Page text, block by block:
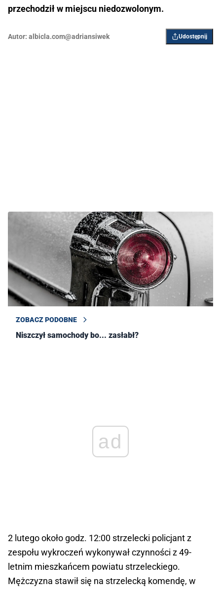
przechodził w miejscu niedozwolonym.
Autor: albicla.com@adriansiwek Udostępnij
ZOBACZ PODOBNE
Niszczył samochody bo... zasłabł?
ad
2 lutego około godz. 12:00 strzelecki policjant z
zespołu wykroczeń wykonywał czynności z 49-
letnim mieszkańcem powiatu strzeleckiego.
Mężczyzna stawił się na strzelecką komendę, w